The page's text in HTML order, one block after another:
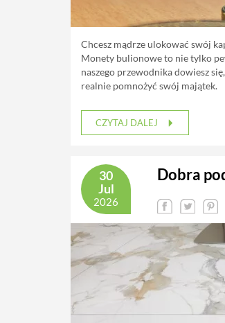
Chcesz mądrze ulokować swój
Monety bulionowe to nie tylko
naszego przewodnika dowiesz
realnie pomnożyć swój majątek.
CZYTAJ DALEJ
30
Jul
2026
Dobra